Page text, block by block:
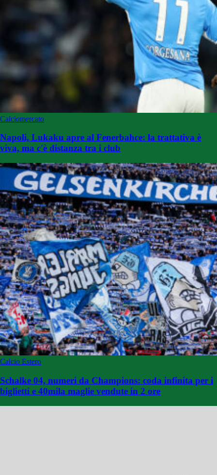
Calciomercato
Napoli, Lukaku apre al Fenerbahce: la trattativa è
viva, ma c'è distanza tra i club
Calcio Estero
Schalke 04, numeri da Champions: coda infinita per i
biglietti e 40mila maglie vendute in 2 ore